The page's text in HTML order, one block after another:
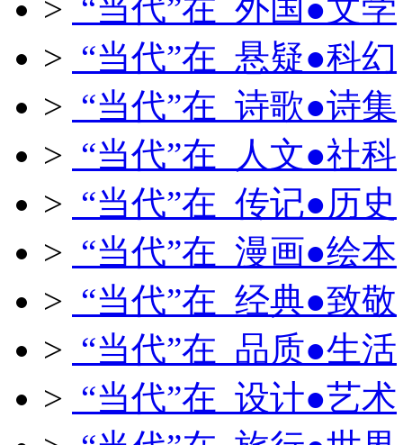
> “当代”在 外国●文学
> “当代”在 悬疑●科幻
> “当代”在 诗歌●诗集
> “当代”在 人文●社科
> “当代”在 传记●历史
> “当代”在 漫画●绘本
> “当代”在 经典●致敬
> “当代”在 品质●生活
> “当代”在 设计●艺术